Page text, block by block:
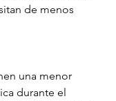
de menos
una menor
durante el